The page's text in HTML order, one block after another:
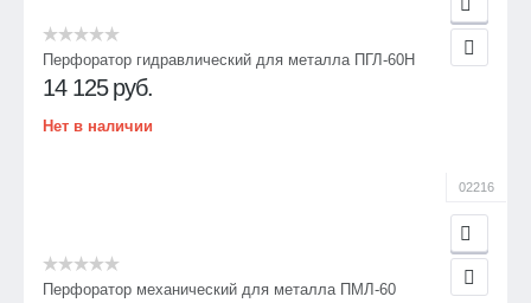
Перфоратор гидравлический для металла ПГЛ-60Н
14 125 руб.
Нет в наличии
02216
Перфоратор механический для металла ПМЛ-60